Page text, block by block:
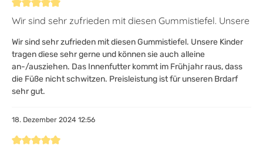
Bewertung mit 5 von 5 Sternen
Wir sind sehr zufrieden mit diesen Gummistiefel. Unsere
Wir sind sehr zufrieden mit diesen Gummistiefel. Unsere Kinder
tragen diese sehr gerne und können sie auch alleine
an-/ausziehen. Das Innenfutter kommt im Frühjahr raus, dass
die Füße nicht schwitzen. Preisleistung ist für unseren Brdarf
sehr gut.
18. Dezember 2024 12:56